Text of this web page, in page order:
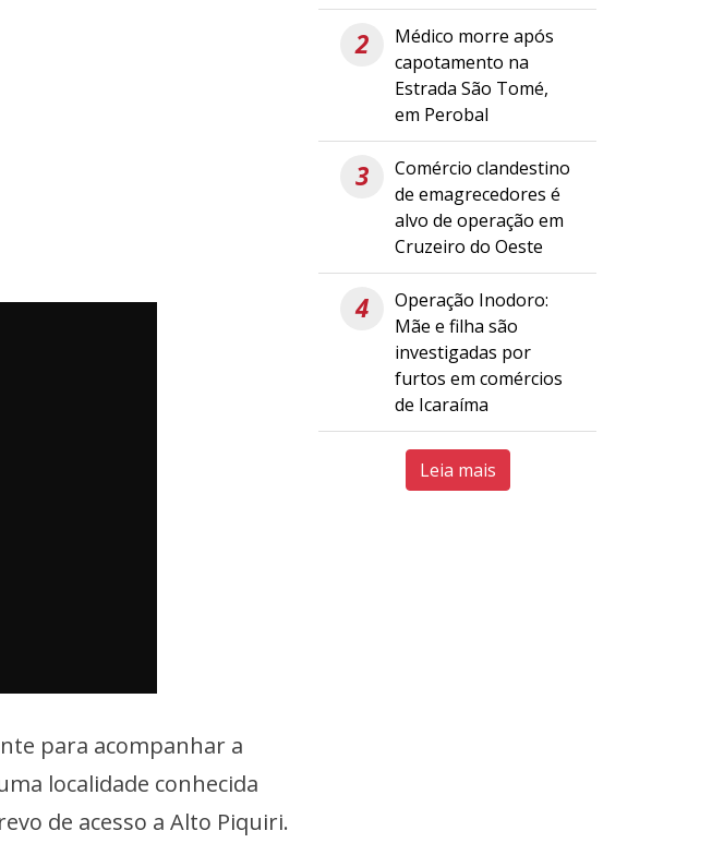
para acompanhar a
localidade conhecida
de acesso a Alto Piquiri.
2
Médico morre após
capotamento na
Estrada São Tomé,
em Perobal
3
Comércio clandestino
de emagrecedores é
alvo de operação em
Cruzeiro do Oeste
4
Operação Inodoro:
Mãe e filha são
investigadas por
furtos em comércios
de Icaraíma
Leia mais